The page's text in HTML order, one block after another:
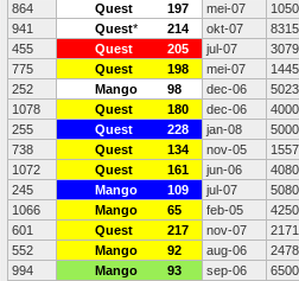
864
Quest 197 mei-07
941
Quest* 214 okt-07 8315
455
Quest 205 jul-07
775
Quest 198 mei-07
252
Mango 98 dec-06
1078
Quest 180 dec-06 4000
255
Quest 228 jan-08
738
Quest 134 nov-05
1072
Quest 161 jun-06 4080
245
Mango 109 jul-07
1066
Mango 65 feb-05 4250
601
Quest 217 nov-07
552
Mango 92 aug-06
994
Mango 93 sep-06 6500